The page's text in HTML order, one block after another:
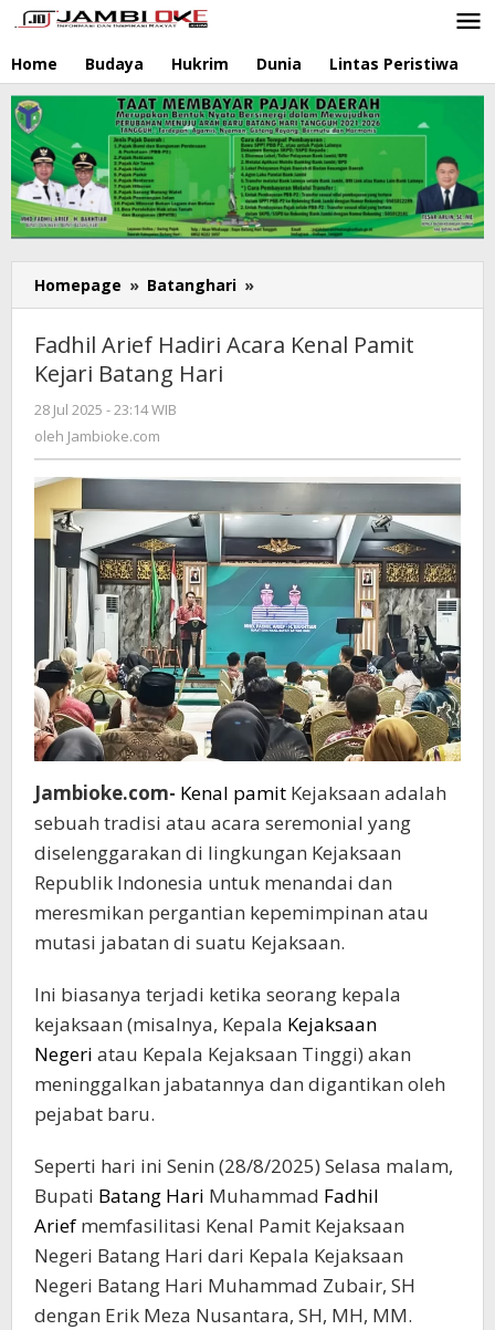
Lewati
ke
konten
Home Budaya Hukrim Dunia Lintas Peristiwa
Homepage » Batanghari »
Arief
Acara
Fadhil Arief Hadiri Acara Kenal Pamit
Kejari Batang Hari
28 Jul 2025 - 23:14 WIB
oleh Jambioke.com
Jambioke.com- Kenal pamit Kejaksaan adalah
sebuah tradisi atau acara seremonial yang
diselenggarakan di lingkungan Kejaksaan
Republik Indonesia untuk menandai dan
meresmikan pergantian kepemimpinan atau
mutasi jabatan di suatu Kejaksaan.
Ini biasanya terjadi ketika seorang kepala
kejaksaan (misalnya, Kepala Kejaksaan
Negeri atau Kepala Kejaksaan Tinggi) akan
meninggalkan jabatannya dan digantikan oleh
pejabat baru.
Seperti hari ini Senin (28/8/2025) Selasa malam,
Bupati Batang Hari Muhammad Fadhil
Arief memfasilitasi Kenal Pamit Kejaksaan
Negeri Batang Hari dari Kepala Kejaksaan
Negeri Batang Hari Muhammad Zubair, SH
dengan Erik Meza Nusantara, SH, MH, MM.